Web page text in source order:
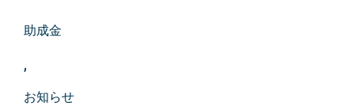
助成金
,
お知らせ